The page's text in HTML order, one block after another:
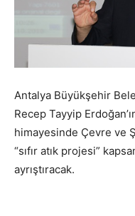
Antalya Büyükşehir
Recep Tayyip
himayesinde Çevre ve
“sıfır atık projesi”
ayrıştıracak.